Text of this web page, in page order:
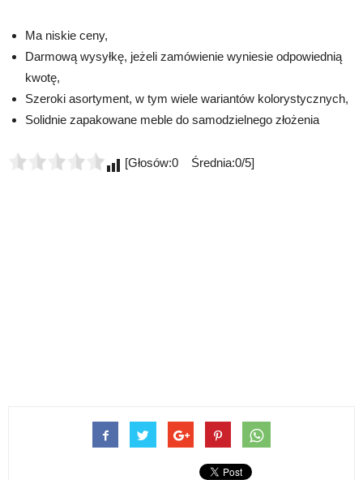
Ma niskie ceny,
Darmową wysyłkę, jeżeli zamówienie wyniesie odpowiednią
kwotę,
Szeroki asortyment, w tym wiele wariantów kolorystycznych,
Solidnie zapakowane meble do samodzielnego złożenia
[Głosów:0 Średnia:0/5]